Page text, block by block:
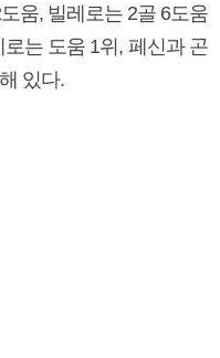
움, 빌레로는 2골 6도움
는 도움 1위, 페신과 곤
있다.